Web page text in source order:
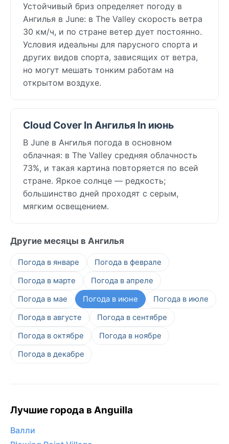
Устойчивый бриз определяет погоду в
Ангилья в June: в The Valley скорость ветра
30 км/ч, и по стране ветер дует постоянно.
Условия идеальны для парусного спорта и
других видов спорта, зависящих от ветра,
но могут мешать тонким работам на
открытом воздухе.
Cloud Cover In Ангилья In июнь
В June в Ангилья погода в основном
облачная: в The Valley средняя облачность
73%, и такая картина повторяется по всей
стране. Яркое солнце — редкость;
большинство дней проходят с серым,
мягким освещением.
Другие месяцы в Ангилья
Погода в январе
Погода в феврале
Погода в марте
Погода в апреле
Погода в мае
Погода в июне
Погода в июле
Погода в августе
Погода в сентябре
Погода в октябре
Погода в ноябре
Погода в декабре
Лучшие города в Anguilla
Валли